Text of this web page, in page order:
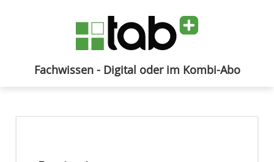
Fachwissen - Digital oder im Kombi-Abo